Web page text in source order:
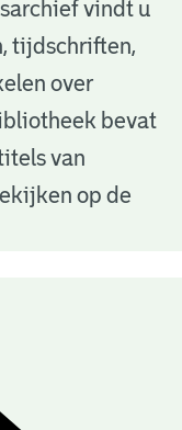
vindt u
tijdschriften,
over
bevat
van
op de